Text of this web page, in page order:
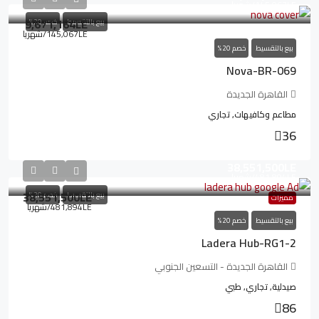
بيع بالتقسيط خصم 20%
بيع بالتقسيط خصم 20%
Nova-BR-069
9,671,164LE
145,067LE/شهريا
القاهرة الجديدة
مطاعم وكافيهات, تجاري
36
مميزات بيع بالتقسيط خصم 20%
بيع بالتقسيط خصم 20%
Ladera Hub-RG1-2
38,551,500LE
481,894LE/شهريا
القاهرة الجديدة - التسعين الجنوبي
صيدلية, تجاري, طبي
86